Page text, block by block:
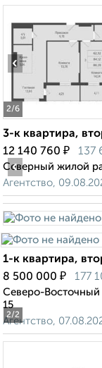
2/6
‹
3-к квартира,
12 140 760 ₽ 137
Северный жилой
Агентство,
2/2
‹
1-к квартира,
8 500 000 ₽ 177
Северо-Восточный
15
Агентство,